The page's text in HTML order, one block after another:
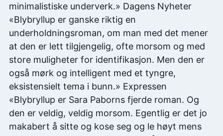
minimalistiske underverk.» Dagens Nyheter
«Blybryllup er ganske riktig en
underholdningsroman, om man med det mener
at den er lett tilgjengelig, ofte morsom og med
store muligheter for identifikasjon. Men den er
også mørk og intelligent med et tyngre,
eksistensielt tema i bunn.» Expressen
«Blybryllup er Sara Paborns fjerde roman. Og
den er veldig, veldig morsom. Egentlig er det jo
makabert å sitte og kose seg og le høyt mens